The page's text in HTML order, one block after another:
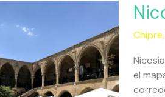
Chipre,
el
Una
Capital